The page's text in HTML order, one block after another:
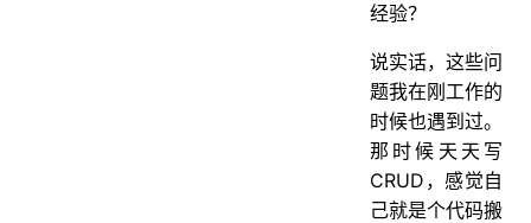
🛠️ 实用的开发技能
👥 优质的学习社群
如何加入Java突击队？
常见问题解答
最后想说的话
经验？
说实话，这些问
题我在刚工作的
时候也遇到过。
那时候天天写
CRUD，感觉自
己就是个代码搬